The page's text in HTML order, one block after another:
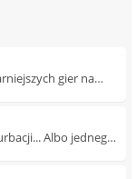
gier na
Albo jednego i